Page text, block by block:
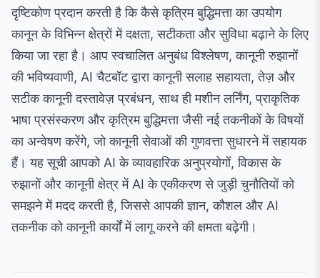
दृष्टिकोण प्रदान करती है कि कैसे कृत्रिम बुद्धिमत्ता का उपयोग
कानून के विभिन्न क्षेत्रों में दक्षता, सटीकता और सुविधा बढ़ाने के लिए
किया जा रहा है। आप स्वचालित अनुबंध विश्लेषण, कानूनी रुझानों
की भविष्यवाणी, AI चैटबॉट द्वारा कानूनी सलाह सहायता, तेज़ और
सटीक कानूनी दस्तावेज़ प्रबंधन, साथ ही मशीन लर्निंग, प्राकृतिक
भाषा प्रसंस्करण और कृत्रिम बुद्धिमत्ता जैसी नई तकनीकों के विषयों
का अन्वेषण करेंगे, जो कानूनी सेवाओं की गुणवत्ता सुधारने में सहायक
हैं। यह सूची आपको AI के व्यावहारिक अनुप्रयोगों, विकास के
रुझानों और कानूनी क्षेत्र में AI के एकीकरण से जुड़ी चुनौतियों को
समझने में मदद करती है, जिससे आपकी ज्ञान, कौशल और AI
तकनीक को कानूनी कार्यों में लागू करने की क्षमता बढ़ेगी।